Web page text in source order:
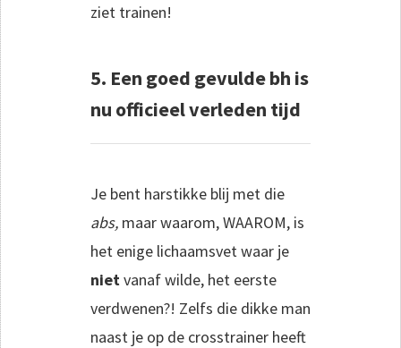
ziet trainen!
5. Een goed gevulde bh is
nu officieel verleden tijd
Je bent harstikke blij met die
abs, maar waarom, WAAROM, is
het enige lichaamsvet waar je
nietvanaf wilde, het eerste
verdwenen?! Zelfs die dikke man
naast je op de crosstrainer heeft